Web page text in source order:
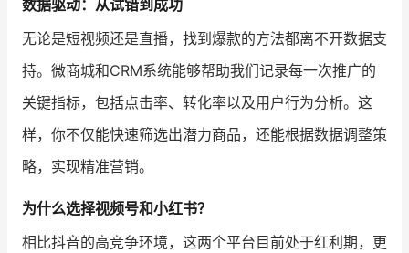
数据驱动：从试错到成功
无论是短视频还是直播，找到爆款的方法都离不开数据支
持。微商城和CRM系统能够帮助我们记录每一次推广的
关键指标，包括点击率、转化率以及用户行为分析。这
样，你不仅能快速筛选出潜力商品，还能根据数据调整策
略，实现精准营销。
为什么选择视频号和小红书？
相比抖音的高竞争环境，这两个平台目前处于红利期，更